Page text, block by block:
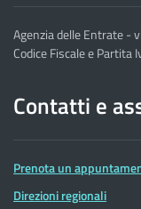
Agenzia delle Entrate -
Codice Fiscale e Partita
Contatti e
Prenota un
Direzioni regionali